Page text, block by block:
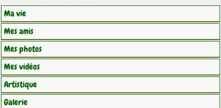
Ma vie
Mes amis
Mes photos
Mes vidéos
Artistique
Galerie